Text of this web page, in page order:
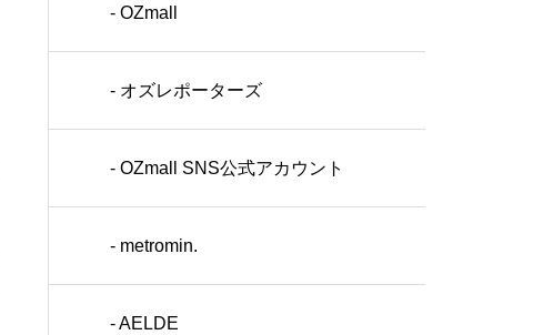
- OZmall
- オズレポーターズ
- OZmall SNS公式アカウント
- metromin.
- AELDE